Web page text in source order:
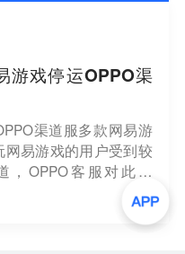
游戏停运OPPO渠
渠道服多款网易游
易游戏的用户受到较
OPPO客服对此表
因为跟网易那边停止合
间都不一样，目前暂时
否涉及与其他游戏厂商